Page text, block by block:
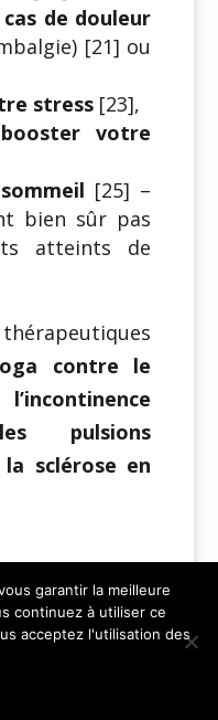
de douleur
[21] ou
stress[23],
votre
[25] –
bien sûr pas
atteints de
contre le
l’incontinence
les pulsions
la sclérose en
loin...
garantir la meilleure
continuez à utiliser ce
acceptez l'utilisation des